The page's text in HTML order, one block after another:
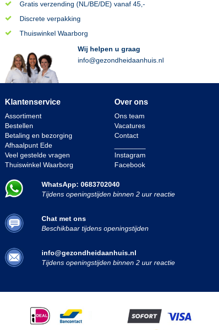
Gratis verzending (NL/BE/DE) vanaf 45,-
Discrete verpakking
Thuiswinkel Waarborg
Wij helpen u graag
info@gezondheidaanhuis.nl
Klantenservice
Assortiment
Bestellen
Betaling en bezorging
Afhaalpunt Ede
Veel gestelde vragen
Thuiswinkel Waarborg
Over ons
Ons team
Vacatures
Contact
Instagram
Facebook
WhatsApp: 0683702040
Tijdens openingstijden binnen 2 uur reactie
Chat met ons
Beschikbaar tijdens openingstijden
info@gezondheidaanhuis.nl
Tijdens openingstijden binnen 2 uur reactie